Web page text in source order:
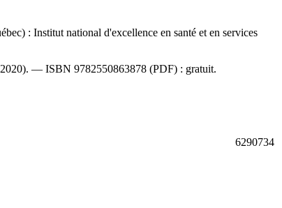
: Institut national d'excellence en santé et en services
2020). — ISBN 9782550863878 (PDF) : gratuit.
6290734